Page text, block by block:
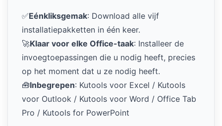
✅Eénkliksgemak: Download alle vijf
installatiepakketten in één keer.
🚀Klaar voor elke Office-taak: Installeer de
invoegtoepassingen die u nodig heeft, precies
op het moment dat u ze nodig heeft.
🧰Inbegrepen: Kutools voor Excel / Kutools
voor Outlook / Kutools voor Word / Office Tab
Pro / Kutools for PowerPoint